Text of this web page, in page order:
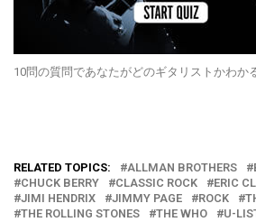
10問の質問であなたがどのギタリストかわか
RELATED TOPICS: ALLMAN BROTHERS
CHUCK BERRY
CLASSIC ROCK ERIC
JIMI HENDRIX
JIMMY PAGE ROCK
THE ROLLING STONES
THE WHO U-